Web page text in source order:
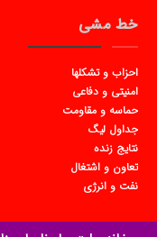
خط مشی
احزاب و تشکلها
امنیتی و دفاعی
حماسه و مقاومت
جداول لیگ
نتایج زنده
تعاون و اشتغال
نفت و انرژی